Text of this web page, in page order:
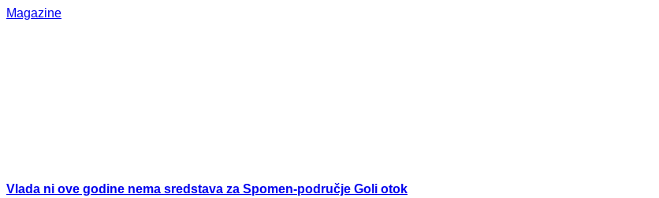
Magazine
Vlada ni ove godine nema sredstava za Spomen-područje Goli otok